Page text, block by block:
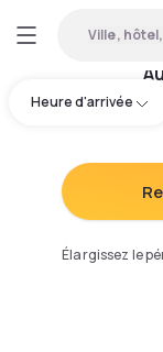
Ville,
Heure d'arrivée
Élargissez le